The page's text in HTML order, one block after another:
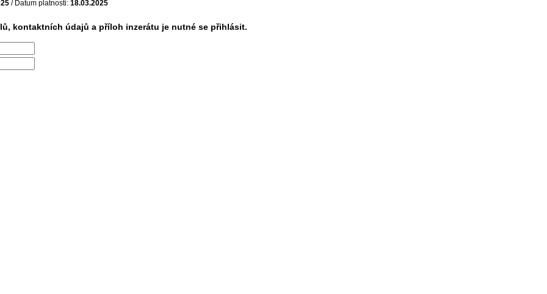
/ Datum platnosti: 18.03.2025
kontaktních údajů a příloh inzerátu je nutné se přihlásit.